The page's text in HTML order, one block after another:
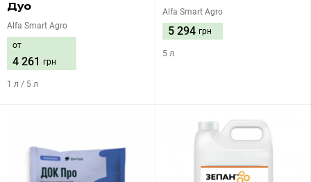
Дуо
Alfa Smart Agro
от
4 261 грн
1 л / 5 л
Alfa Smart Agro
5 294 грн
5 л